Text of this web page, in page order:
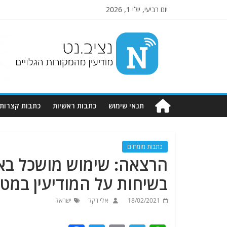
יום רביעי, יולי 1, 2026
Nziv.net
מודיעין
מהמקורות
תנאי שימוש כתבות ראשיות כתבות קצרות
כתבות מומחים
בשיחות על המודיעין
18/02/2021 אלי דקל ישראל